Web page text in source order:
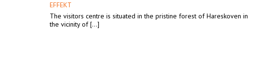
EFFEKT
The visitors centre is situated in the pristine forest of Hareskoven in
the vicinity of [...]